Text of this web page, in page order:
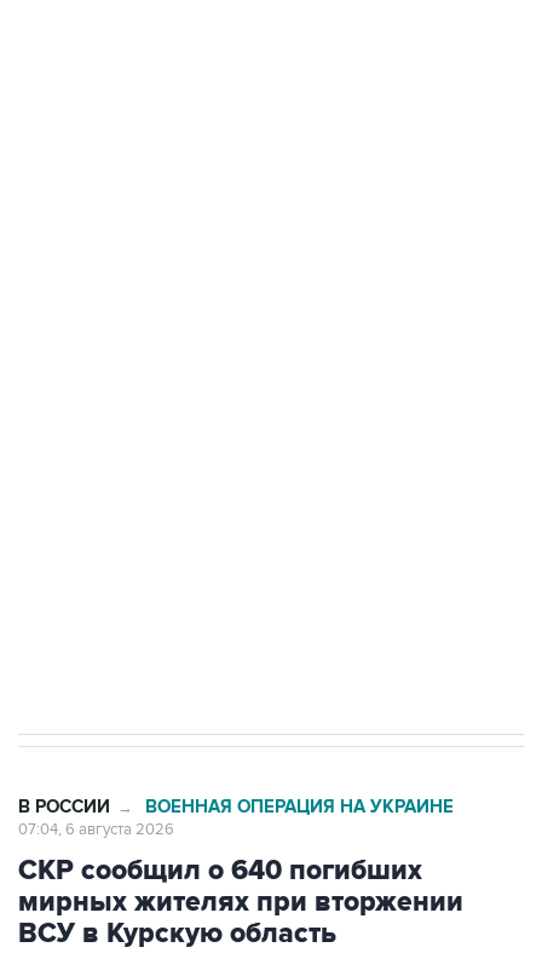
В РОССИИ → ВОЕННАЯ ОПЕРАЦИЯ НА УКРАИНЕ
07:04, 6 августа 2026
СКР сообщил о 640 погибших
мирных жителях при вторжении
ВСУ в Курскую область